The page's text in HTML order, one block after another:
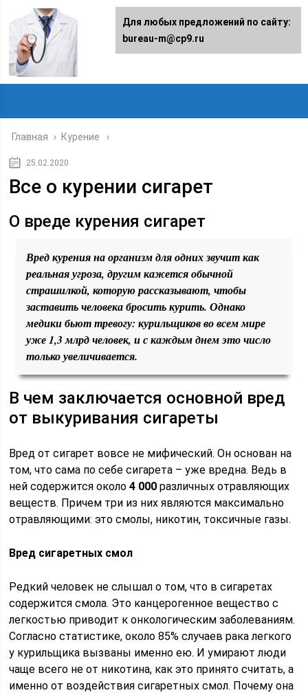
Главная › Курение
25.02.2020
Все о курении сигарет
О вреде курения сигарет
Вред курения на организм для одних звучит как
реальная угроза, другим кажется обычной
страшилкой, которую рассказывают, чтобы
заставить человека бросить курить. Однако
медики бьют тревогу: курильщиков во всем мире
уже 1,3 млрд человек, и с каждым днем это число
только увеличивается.
В чем заключается основной вред
от выкуривания сигареты
Вред от сигарет вовсе не мифический. Он основан на
том, что сама по себе сигарета – уже вредна. Ведь в
ней содержится около4 000 различных отравляющих
веществ. Причем три из них являются максимально
отравляющими: это смолы, никотин, токсичные газы.
Вред сигаретных смол
Редкий человек не слышал о том, что в сигаретах
содержится смола. Это канцерогенное вещество с
легкостью приводит к онкологическим заболеваниям.
Согласно статистике, около 85% случаев рака легкого
у курильщика вызваны именно ею. И умирают люди
чаще всего не от никотина, как это принято считать, а
именно от воздействия сигаретных смол. Почему она
Для любых предложений по сайту:
bureau-m@cp9.ru